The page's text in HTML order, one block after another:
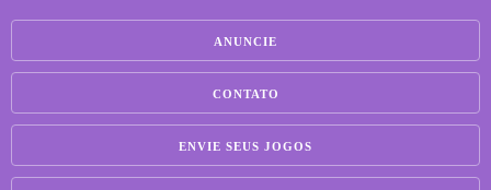
ANUNCIE
CONTATO
ENVIE SEUS JOGOS